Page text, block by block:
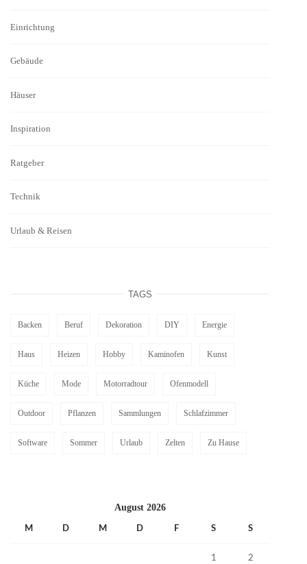
Einrichtung
Gebäude
Häuser
Inspiration
Ratgeber
Technik
Urlaub & Reisen
TAGS
Backen Beruf Dekoration DIY Energie
Haus Heizen Hobby Kaminofen Kunst
Küche Mode Motorradtour Ofenmodell
Outdoor Pflanzen Sammlungen Schlafzimmer
Software Sommer Urlaub Zelten Zu Hause
August 2026
M D M D F S S
1 2